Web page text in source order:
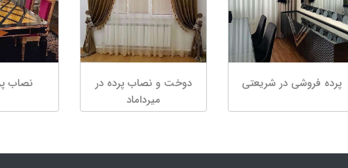
پرده فروشی در شریعتی
دوخت و نصاب پرده در
میرداماد
نصاب